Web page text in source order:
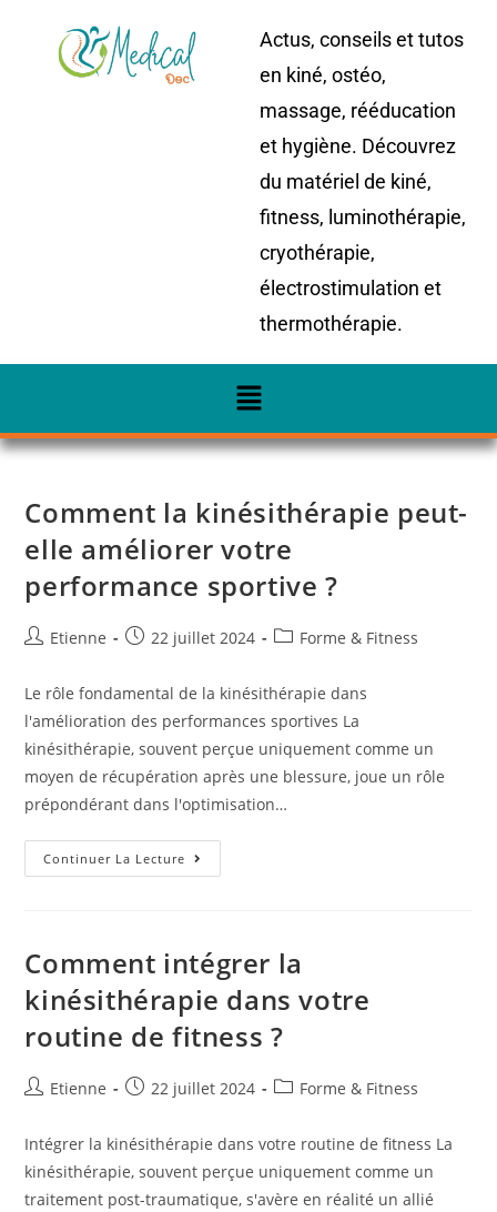
Actus, conseils et tutos
en kiné, ostéo,
massage, rééducation
et hygiène. Découvrez
du matériel de kiné,
fitness, luminothérapie,
cryothérapie,
électrostimulation et
thermothérapie.
Comment la kinésithérapie peut-
elle améliorer votre
performance sportive ?
Etienne 22 juillet 2024 Forme & Fitness
Le rôle fondamental de la kinésithérapie dans
l'amélioration des performances sportives La
kinésithérapie, souvent perçue uniquement comme un
moyen de récupération après une blessure, joue un rôle
prépondérant dans l'optimisation…
Continuer La Lecture
Comment intégrer la
kinésithérapie dans votre
routine de fitness ?
Etienne 22 juillet 2024 Forme & Fitness
Intégrer la kinésithérapie dans votre routine de fitness La
kinésithérapie, souvent perçue uniquement comme un
traitement post-traumatique, s'avère en réalité un allié